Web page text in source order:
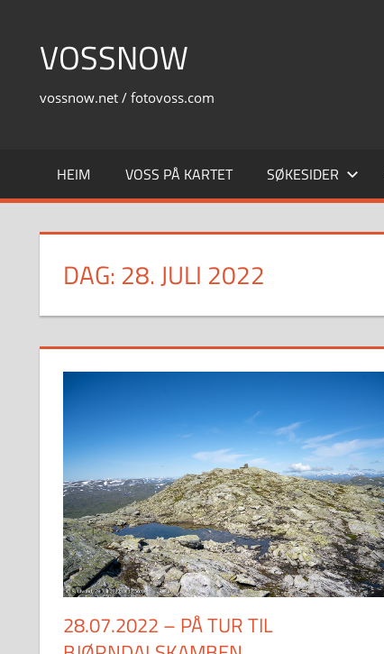
contentVOSSNOW
vossnow.net / fotovoss.com
HEIM VOSS PÅ KARTET SØKESIDER
DAG: 28. JULI 2022
28.07.2022 – PÅ TUR TIL